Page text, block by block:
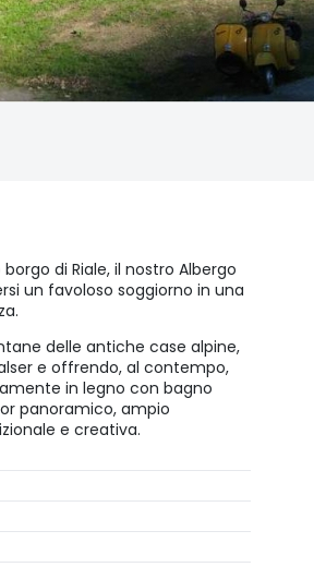
di Riale, il nostro Albergo
un favoloso soggiorno in una
delle antiche case alpine,
e offrendo, al contempo,
in legno con bagno
panoramico, ampio
e creativa.